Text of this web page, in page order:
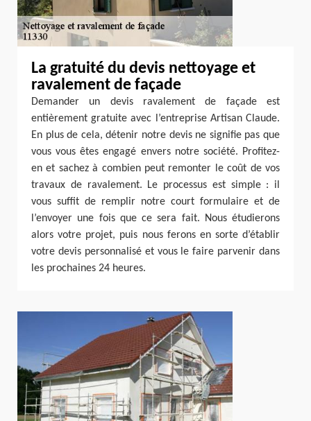
La gratuité du devis nettoyage et
ravalement de façade
Demander un devis ravalement de façade est
entièrement gratuite avec l’entreprise Artisan Claude.
En plus de cela, détenir notre devis ne signifie pas que
vous vous êtes engagé envers notre société. Profitez-
en et sachez à combien peut remonter le coût de vos
travaux de ravalement. Le processus est simple : il
vous suffit de remplir notre court formulaire et de
l’envoyer une fois que ce sera fait. Nous étudierons
alors votre projet, puis nous ferons en sorte d’établir
votre devis personnalisé et vous le faire parvenir dans
les prochaines 24 heures.